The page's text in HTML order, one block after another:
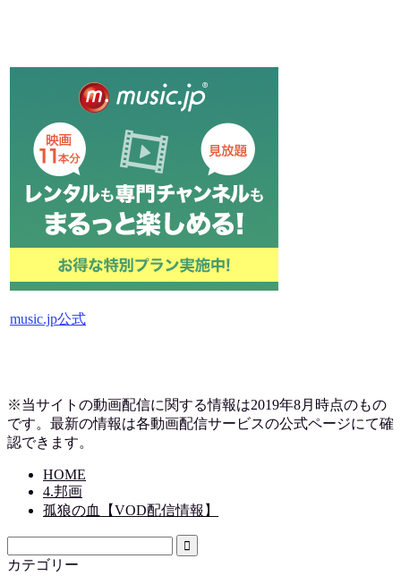
music.jp公式
※当サイトの動画配信に関する情報は2019年8月時点のもの
です。最新の情報は各動画配信サービスの公式ページにて確
認できます。
HOME
4.邦画
孤狼の血【VOD配信情報】
カテゴリー